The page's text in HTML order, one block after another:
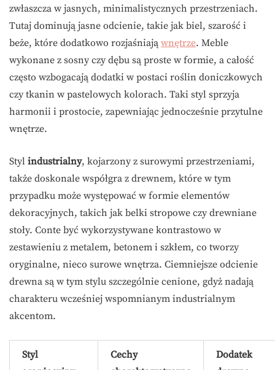
zwłaszcza w jasnych, minimalistycznych przestrzeniach.
Tutaj dominują jasne odcienie, takie jak biel, szarość i
beże, które dodatkowo rozjaśniają wnętrze. Meble
wykonane z sosny czy dębu są proste w formie, a całość
często wzbogacają dodatki w postaci roślin doniczkowych
czy tkanin w pastelowych kolorach. Taki styl sprzyja
harmonii i prostocie, zapewniając jednocześnie przytulne
wnętrze.
Styl industrialny, kojarzony z surowymi przestrzeniami,
także doskonale współgra z drewnem, które w tym
przypadku może występować w formie elementów
dekoracyjnych, takich jak belki stropowe czy drewniane
stoły. Conte być wykorzystywane kontrastowo w
zestawieniu z metalem, betonem i szkłem, co tworzy
oryginalne, nieco surowe wnętrza. Ciemniejsze odcienie
drewna są w tym stylu szczególnie cenione, gdyż nadają
charakteru wcześniej wspomnianym industrialnym
akcentom.
Styl
Cechy
Dodatek